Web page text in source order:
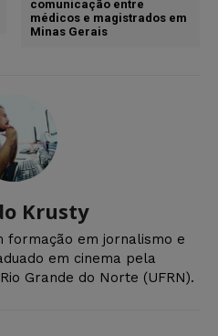
comunicação entre
médicos e magistrados em
Minas Gerais
Krusty
formação em jornalismo e
em cinema pela
Grande do Norte (UFRN).